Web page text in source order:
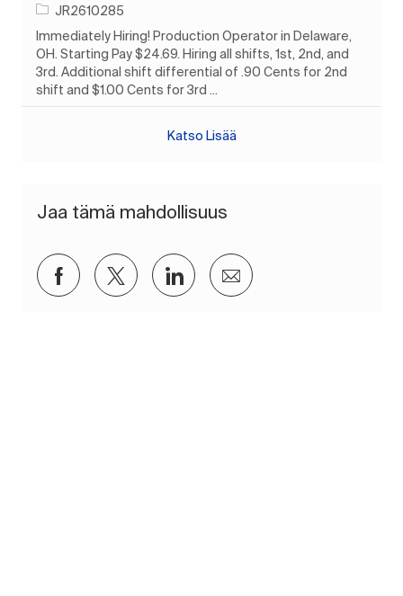
Työn tunnus
JR2610285
Immediately Hiring! Production Operator in Delaware,
OH. Starting Pay $24.69. Hiring all shifts, 1st, 2nd, and
3rd. Additional shift differential of .90 Cents for 2nd
shift and $1.00 Cents for 3rd ...
Katso Lisää
Jaa tämä mahdollisuus
Jaa Facebookin kautta
Jaa Twitterissä
Jaa LinkedInin kautta
Jaa sähköpostitse